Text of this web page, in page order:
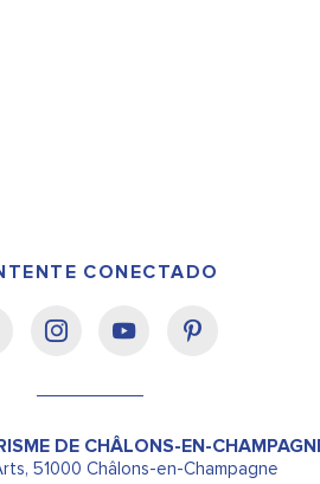
CONECTADO
DE CHÂLONS-EN-
51000 Châlons-en-Champagne